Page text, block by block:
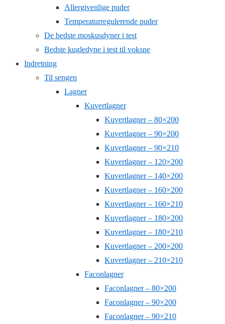
Allergivenlige puder
Temperaturregulerende puder
De bedste moskusdyner i test
Bedste kugledyne i test til voksne
Indretning
Til sengen
Lagner
Kuvertlagner
Kuvertlagner – 80×200
Kuvertlagner – 90×200
Kuvertlagner – 90×210
Kuvertlagner – 120×200
Kuvertlagner – 140×200
Kuvertlagner – 160×200
Kuvertlagner – 160×210
Kuvertlagner – 180×200
Kuvertlagner – 180×210
Kuvertlagner – 200×200
Kuvertlagner – 210×210
Faconlagner
Faconlagner – 80×200
Faconlagner – 90×200
Faconlagner – 90×210